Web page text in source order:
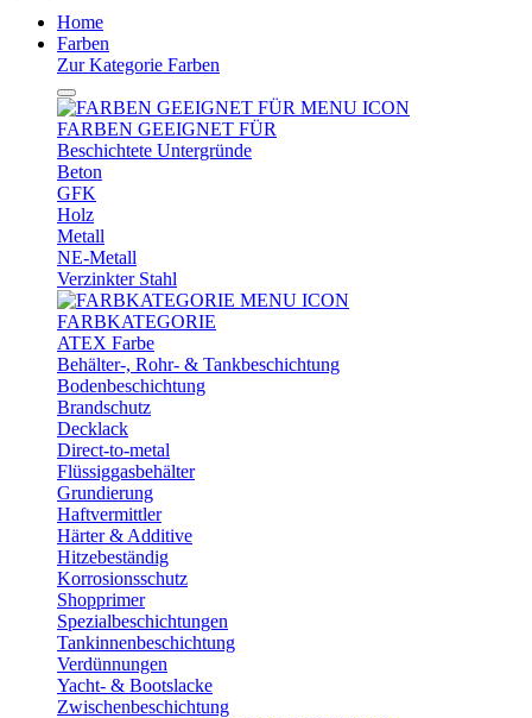
Home
Farben
Zur Kategorie Farben
FARBEN GEEIGNET FÜR
Beschichtete Untergründe
Beton
GFK
Holz
Metall
NE-Metall
Verzinkter Stahl
FARBKATEGORIE
ATEX Farbe
Behälter-, Rohr- & Tankbeschichtung
Bodenbeschichtung
Brandschutz
Decklack
Direct-to-metal
Flüssiggasbehälter
Grundierung
Haftvermittler
Härter & Additive
Hitzebeständig
Korrosionsschutz
Shopprimer
Spezialbeschichtungen
Tankinnenbeschichtung
Verdünnungen
Yacht- & Bootslacke
Zwischenbeschichtung